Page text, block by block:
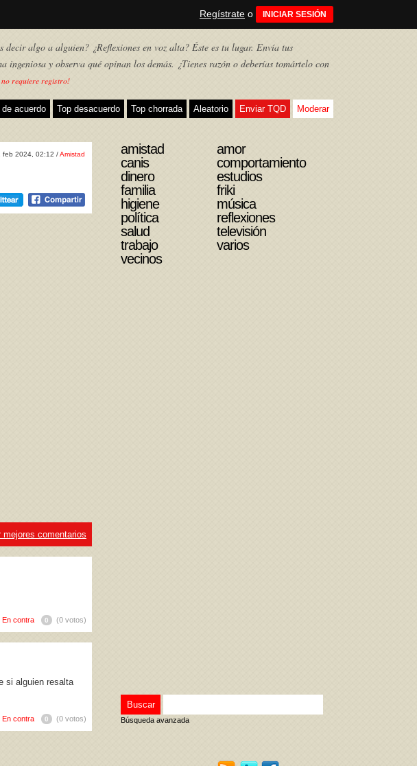
Regístrate o INICIAR SESIÓN
decir algo a alguien? ¿Reflexiones en voz alta? Éste es tu lugar. Envía tus
ingeniosa y observa qué opinan los demás. ¿Tienes razón o deberías tomártelo con
no requiere registro!
de acuerdo Top desacuerdo Top chorrada Aleatorio Enviar TQD Moderar
feb 2024, 02:12 /Amistad
mejores comentarios
En contra 0 (0 votos)
si alguien resalta
En contra 0 (0 votos)
amistad
amor
canis
comportamiento
dinero
estudios
familia
friki
higiene
música
política
reflexiones
salud
televisión
trabajo
varios
vecinos
Búsqueda avanzada